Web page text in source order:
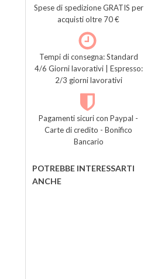
Spese di spedizione GRATIS per
acquisti oltre 70 €
Tempi di consegna: Standard
4/6 Giorni lavorativi | Espresso:
2/3 giorni lavorativi
Pagamenti sicuri con Paypal -
Carte di credito - Bonifico
Bancario
POTREBBE INTERESSARTI
ANCHE